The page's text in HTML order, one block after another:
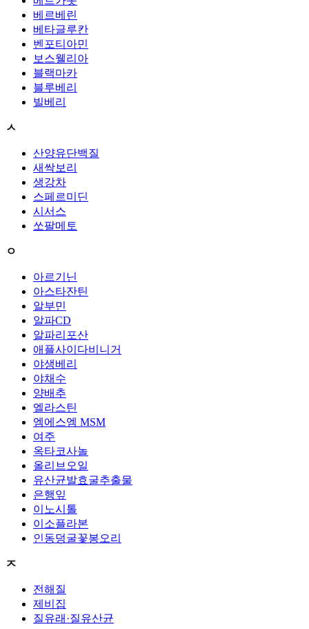
베르베린
베타글루칸
벤포티아민
보스웰리아
블랙마카
블루베리
빌베리
ㅅ
산양유단백질
새싹보리
생강차
스페르미딘
시서스
쏘팔메토
ㅇ
아르기닌
아스타잔틴
알부민
알파CD
알파리포산
애플사이다비니거
야생베리
야채수
양배추
엘라스틴
엠에스엠 MSM
여주
옥타코사놀
올리브오일
유산균발효굴추출물
은행잎
이노시톨
이소플라본
인동덩굴꽃봉오리
ㅈ
전해질
제비집
질유래·질유산균